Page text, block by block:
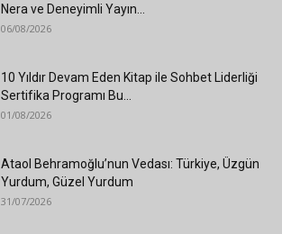
Nera ve Deneyimli Yayın...
06/08/2026
10 Yıldır Devam Eden Kitap ile Sohbet Liderliği
Sertifika Programı Bu...
01/08/2026
Ataol Behramoğlu’nun Vedası: Türkiye, Üzgün
Yurdum, Güzel Yurdum
31/07/2026